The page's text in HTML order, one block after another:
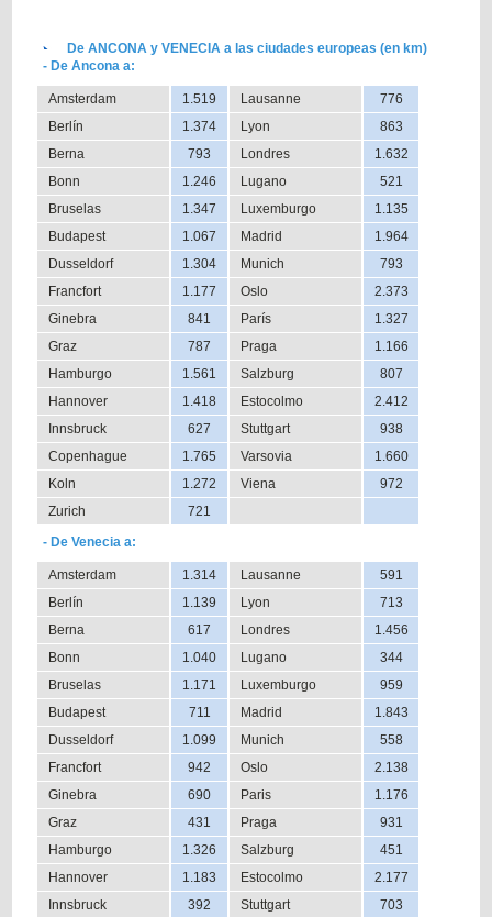
De ANCONA y VENECIA a las ciudades europeas (en km)
- De Ancona a:
Amsterdam 1.519 Lausanne
776
Berlín
1.374 Lyon
863
Berna
793 Londres
1.632
Bonn
1.246 Lugano
521
Bruselas
1.347 Luxemburgo
1.135
Budapest
1.067 Madrid
1.964
Dusseldorf
1.304 Munich
793
Francfort
1.177 Oslo
2.373
Ginebra
841 París
1.327
Graz
787 Praga
1.166
Hamburgo
1.561 Salzburg
807
Hannover
1.418 Estocolmo
2.412
Innsbruck
627 Stuttgart
938
Copenhague
1.765 Varsovia
1.660
Koln
1.272 Viena
972
Zurich
721
- De Venecia a:
Amsterdam 1.314 Lausanne
591
Berlín
1.139 Lyon
713
Berna
617 Londres
1.456
Bonn
1.040 Lugano
344
Bruselas
1.171 Luxemburgo
959
Budapest
711 Madrid
1.843
Dusseldorf
1.099 Munich
558
Francfort
942 Oslo
2.138
Ginebra
690 Paris
1.176
Graz
431 Praga
931
Hamburgo
1.326 Salzburg
451
Hannover
1.183 Estocolmo
2.177
Innsbruck
392 Stuttgart
703